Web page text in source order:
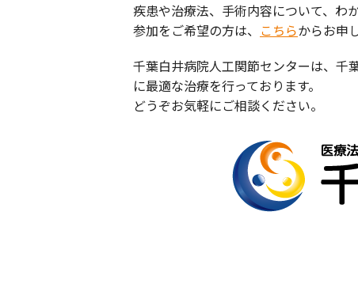
疾患や治療法、手術内容について、わ
参加をご希望の方は、 こちらからお申
千葉白井病院人工関節センターは、千
に最適な治療を行っております。
どうぞお気軽にご相談ください。